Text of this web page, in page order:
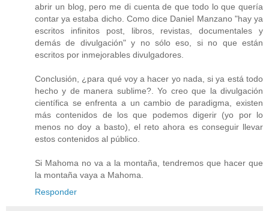
abrir un blog, pero me di cuenta de que todo lo que quería
contar ya estaba dicho. Como dice Daniel Manzano "hay ya
escritos infinitos post, libros, revistas, documentales y
demás de divulgación" y no sólo eso, si no que están
escritos por inmejorables divulgadores.
Conclusión, ¿para qué voy a hacer yo nada, si ya está todo
hecho y de manera sublime?. Yo creo que la divulgación
científica se enfrenta a un cambio de paradigma, existen
más contenidos de los que podemos digerir (yo por lo
menos no doy a basto), el reto ahora es conseguir llevar
estos contenidos al público.
Si Mahoma no va a la montaña, tendremos que hacer que
la montaña vaya a Mahoma.
Responder